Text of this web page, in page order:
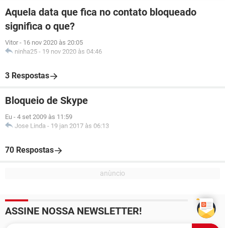
Aquela data que fica no contato bloqueado
significa o que?
Vitor - 16 nov 2020 às 20:05
ninha25 - 19 nov 2020 às 04:46
3 Respostas
Bloqueio de Skype
Eu - 4 set 2009 às 11:59
Jose Linda - 19 jan 2017 às 06:13
70 Respostas
ASSINE NOSSA NEWSLETTER!